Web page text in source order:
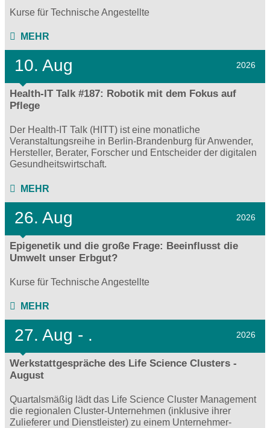
Kurse für Technische Angestellte
MEHR
10. Aug 2026
Health-IT Talk #187: Robotik mit dem Fokus auf
Pflege
Der Health-IT Talk (HITT) ist eine monatliche
Veranstaltungsreihe in Berlin-Brandenburg für Anwender,
Hersteller, Berater, Forscher und Entscheider der digitalen
Gesundheitswirtschaft.
MEHR
26. Aug 2026
Epigenetik und die große Frage: Beeinflusst die
Umwelt unser Erbgut?
Kurse für Technische Angestellte
MEHR
27. Aug - . 2026
Werkstattgespräche des Life Science Clusters -
August
Quartalsmäßig lädt das Life Science Cluster Management
die regionalen Cluster-Unternehmen (inklusive ihrer
Zulieferer und Dienstleister) zu einem Unternehmer-